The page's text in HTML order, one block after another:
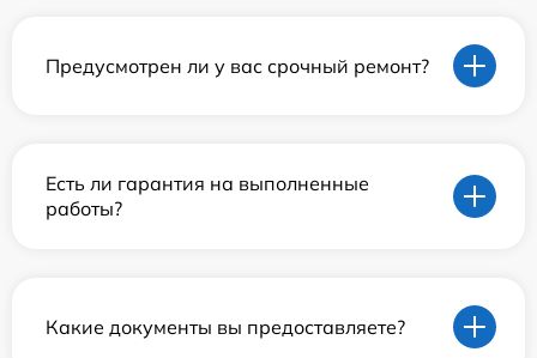
Предусмотрен ли у вас срочный ремонт?
Есть ли гарантия на выполненные
работы?
Какие документы вы предоставляете?